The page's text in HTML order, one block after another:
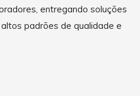
entregando soluções
padrões de qualidade e